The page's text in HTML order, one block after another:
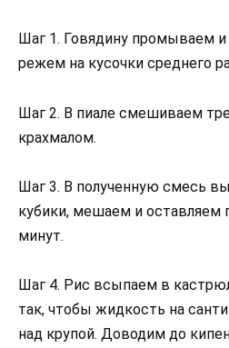
Шаг 1. Говядину промываем
режем на кусочки среднего
Шаг 2. В пиале смешиваем
крахмалом.
Шаг 3. В полученную смесь
кубики, мешаем и оставляем
минут.
Шаг 4. Рис всыпаем в
так, чтобы жидкость на
над крупой. Доводим до